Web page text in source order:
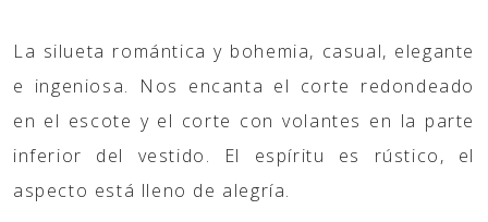
La silueta romántica y bohemia, casual, elegante
e ingeniosa. Nos encanta el corte redondeado
en el escote y el corte con volantes en la parte
inferior del vestido. El espíritu es rústico, el
aspecto está lleno de alegría.